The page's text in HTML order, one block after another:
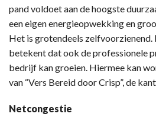
pand voldoet aan de hoogste
een eigen energieopwekking en
Het is grotendeels zelfvoorzienend.
betekent dat ook de professionele
bedrijf kan groeien. Hiermee kan
van “Vers Bereid door Crisp”, de
Netcongestie